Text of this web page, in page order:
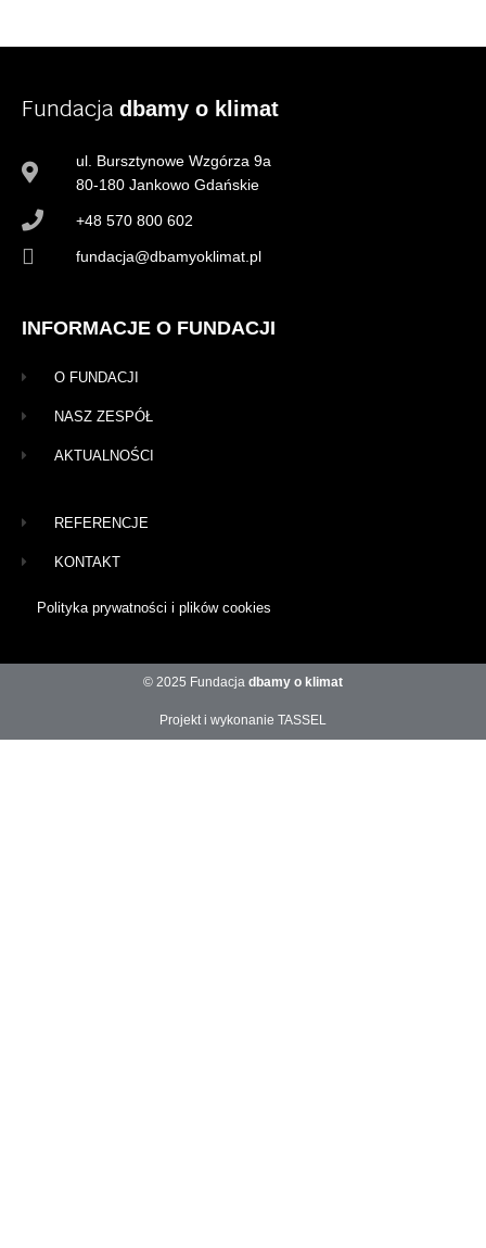
Fundacja dbamy o klimat
ul. Bursztynowe Wzgórza 9a
80-180 Jankowo Gdańskie
+48 570 800 602
fundacja@dbamyoklimat.pl
INFORMACJE O FUNDACJI
O FUNDACJI
NASZ ZESPÓŁ
AKTUALNOŚCI
REFERENCJE
KONTAKT
Polityka prywatności i plików cookies
© 2025 Fundacja dbamy o klimat
Projekt i wykonanie TASSEL